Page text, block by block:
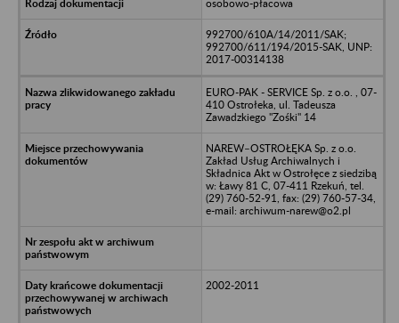
osobowo-płacowa
992700/610A/14/2011/SAK;
992700/611/194/2015-SAK, UNP:
2017-00314138
EURO-PAK - SERVICE Sp. z o.o. , 07-
410 Ostrołeka, ul. Tadeusza
Zawadzkiego "Zośki" 14
NAREW–OSTROŁĘKA Sp. z o.o.
Zakład Usług Archiwalnych i
Składnica Akt w Ostrołęce z siedzibą
w: Ławy 81 C, 07-411 Rzekuń, tel.
(29) 760-52-91, fax: (29) 760-57-34,
e-mail: archiwum-narew@o2.pl
2002-2011